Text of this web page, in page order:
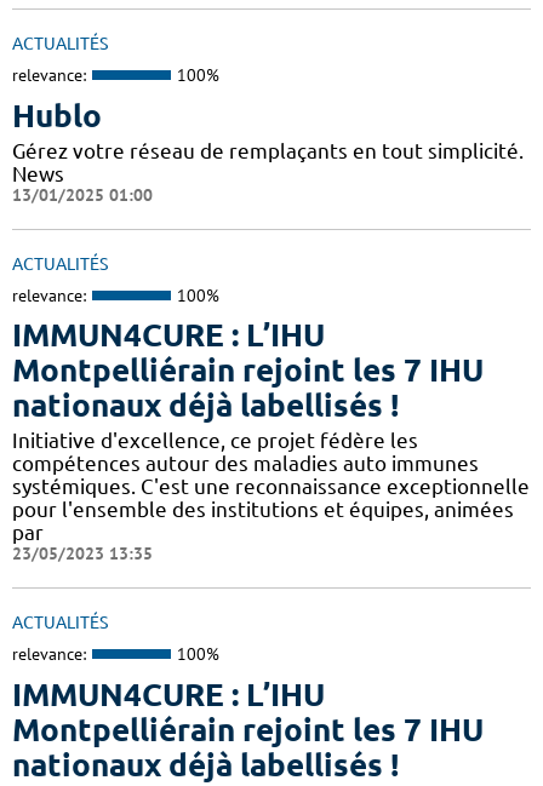
ACTUALITÉS
relevance: 100%
Hublo
Gérez votre réseau de remplaçants en tout simplicité.
News
13/01/2025 01:00
ACTUALITÉS
relevance: 100%
IMMUN4CURE : L’IHU
Montpelliérain rejoint les 7 IHU
nationaux déjà labellisés !
Initiative d'excellence, ce projet fédère les
compétences autour des maladies auto immunes
systémiques. C'est une reconnaissance exceptionnelle
pour l'ensemble des institutions et équipes, animées
par
23/05/2023 13:35
ACTUALITÉS
relevance: 100%
IMMUN4CURE : L’IHU
Montpelliérain rejoint les 7 IHU
nationaux déjà labellisés !